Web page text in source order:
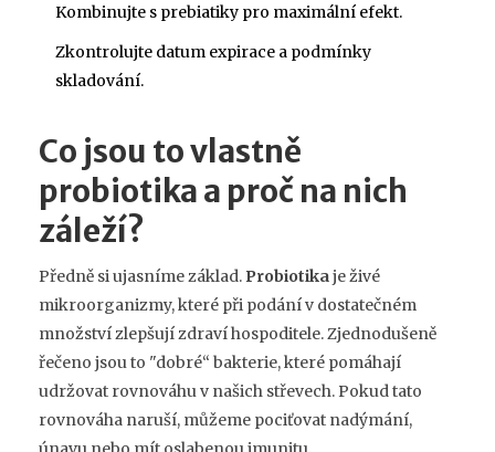
Kombinujte s prebiatiky pro maximální efekt.
Zkontrolujte datum expirace a podmínky
skladování.
Co jsou to vlastně
probiotika a proč na nich
záleží?
Předně si ujasníme základ. Probiotikaježivé
mikroorganizmy, které při podání v dostatečném
množství zlepšují zdraví hospoditele. Zjednodušeně
řečeno jsou to "dobré“ bakterie, které pomáhají
udržovat rovnováhu v našich střevech. Pokud tato
rovnováha naruší, můžeme pociťovat nadýmání,